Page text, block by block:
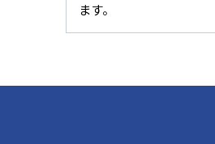
ます。